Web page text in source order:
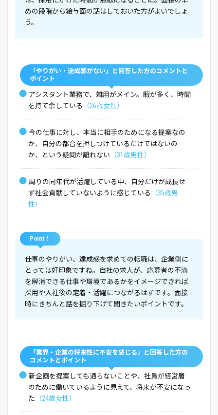
めの段階から給与面の話はしておいた方がよいでしょ
う。
「やりがい・達成感がない」と回答した方のコメントと
ポイント
● アシスタント業務で、雑用がメイン。暇が多く、時間
を持て余している
（26歳女性）
● 今の仕事に対し、本当に相手のためになる提案なの
か、自分の都合を押しつけているだけではないの
か、という疑問が離れない （31歳男性）
● 周りの同年代が活躍している中、自分だけが成長せ
ず社会貢献していないように感じている
（35歳男
性）
Point！
仕事のやりがい、達成感を求めての転職は、企業側に
とっては好印象ですね。自社の求人が、応募者の不満
を解消できる仕事や環境であるかをイメージできれば
採用や入社後の定着・活躍につながるはずです。面接
時にきちんと話を掘り下げて聞きたいポイントです。
「業界・企業の将来性に不安を感じる」と回答した方の
コメントとポイント
● 新企画を提案しても通らないことや、社員が経営層
のために働いているように見えて、将来が不安になっ
た （24歳女性）